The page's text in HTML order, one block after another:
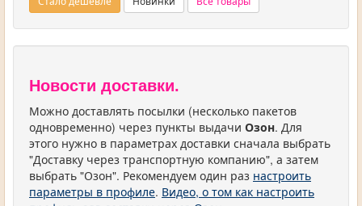
Новости доставки.
Можно доставлять посылки (несколько пакетов
одновременно) через пункты выдачи Озон. Для
этого нужно в параметрах доставки сначала выбрать
"Доставку через транспортную компанию", а затем
выбрать "Озон". Рекомендуем один раз настроить
параметры в профиле. Видео, о том как настроить